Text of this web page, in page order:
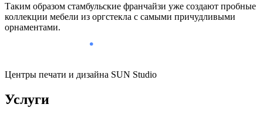
Таким образом стамбульские франчайзи уже создают пробные
коллекции мебели из оргстекла с самыми причудливыми
орнаментами.
Центры печати и дизайна SUN Studio
Услуги